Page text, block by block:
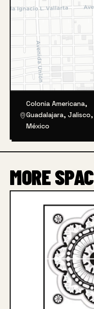
Colonia Americana,
Guadalajara, Jalisco,
México
MORE